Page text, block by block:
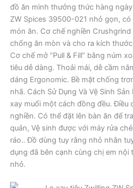
đồ ăn mình thưởng thức hàng
ZW Spices 39500-021 nhỏ gọn,
món ăn. Cơ chế nghiền
chống ăn mòn và cho ra kích
Cơ chế mở “Pull & Fill” bằng núm
tiêu dễ dàng. Thoải mái, dễ cầm
dáng Ergonomic. Bề mặt chống
nhã. Cách Sử Dụng Và Vệ Sinh
xay muối một cách đồng đều. Điều
nghiền. Có thể đặt lên bàn ăn để
quản, Vệ sinh được với máy rửa
ráo.. Đồ dùng tuy rằng nhỏ nhắn
dụng đã bên cạnh cùng chị em nội
nhỏ.